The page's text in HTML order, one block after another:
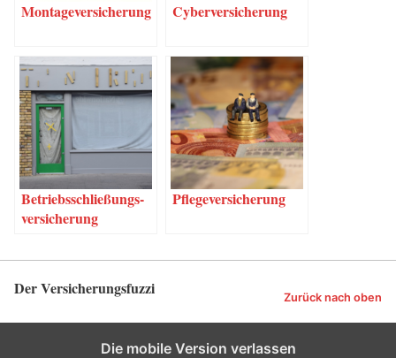
Mon­ta­ge­ver­si­che­rung Cyber­ver­si­che­rung
Betriebs­schlie­ßungs­
ver­si­che­rung
Pfle­ge­ver­si­che­rung
Der Versicherungsfuzzi Zurück nach oben
Die mobile Version verlassen